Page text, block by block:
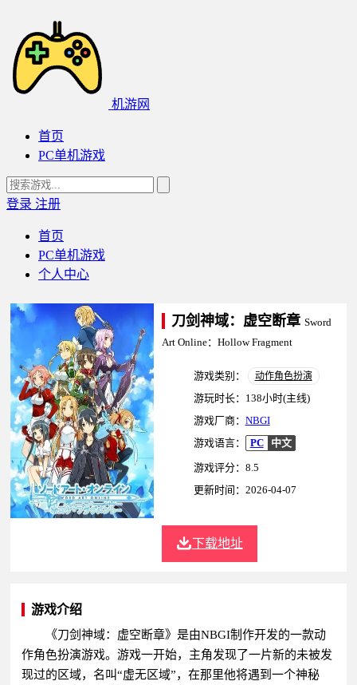
机游网
首页
PC单机游戏
登录 注册
首页
PC单机游戏
个人中心
刀剑神域：虚空断章 Sword
Art Online：Hollow Fragment
游戏类别： 动作角色扮演
游玩时长：138小时(主线)
游戏厂商： NBGI
游戏语言：
PC 中文
游戏评分：8.5
更新时间：2026-04-07
下载地址
游戏介绍
《刀剑神域：虚空断章》是由NBGI制作开发的一款动
作角色扮演游戏。游戏一开始，主角发现了一片新的未被发
现过的区域，名叫“虚无区域”，在那里他将遇到一个神秘